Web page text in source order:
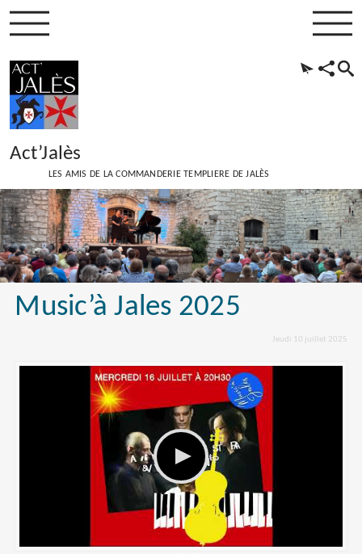
Act’Jalès
LES AMIS DE LA COMMANDERIE TEMPLIERE DE JALÈS
Music’à Jales 2025
Jeudi 10 juillet 2025